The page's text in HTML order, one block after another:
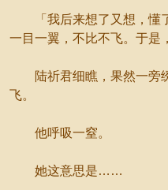
「我后来想了又想，懂了
一目一翼，不比不飞。于是
陆祈君细瞧，果然一旁
飞。
他呼吸一窒。
她这意思是……